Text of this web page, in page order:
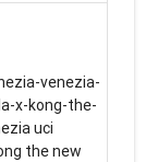
venezia-
x-kong-the-
uci
the new